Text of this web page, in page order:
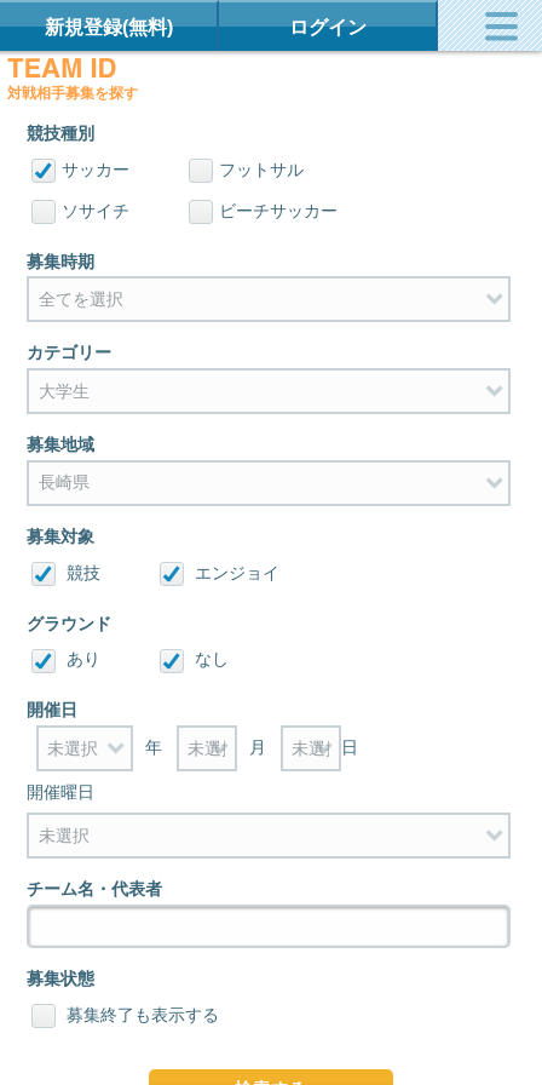
新規登録(無料) ログイン
対戦相手募集を探す
競技種別
サッカー
フットサル
ソサイチ ビーチサッカー
募集時期
カテゴリー
募集地域
募集対象
競技
エンジョイ
グラウンド
あり
なし
開催日
年
月 日
開催曜日
チーム名・代表者
募集状態
募集終了も表示する